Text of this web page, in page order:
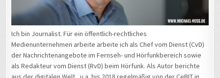
Ich bin Journalist. Für ein öffentlich-rechtliches
Medienunternehmen arbeite arbeite ich als Chef vom Dienst (CvD)
der Nachrichtenangebote im Fernseh- und Hörfunkbereich sowie
als Redakteur vom Dienst (RvD) beim Hörfunk. Als Autor berichte